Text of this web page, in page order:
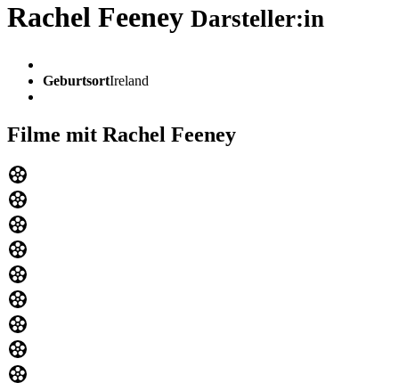
Rachel Feeney Darsteller:in
GeburtsortIreland
Filme mit Rachel Feeney